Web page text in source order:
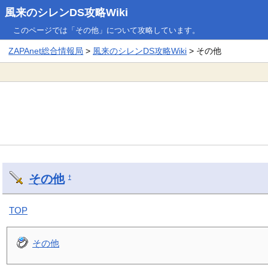
風来のシレンDS攻略Wiki
このページでは「その他」について攻略しています。
ZAPAnet総合情報局 > 風来のシレンDS攻略Wiki > その他
その他 †
TOP
その他